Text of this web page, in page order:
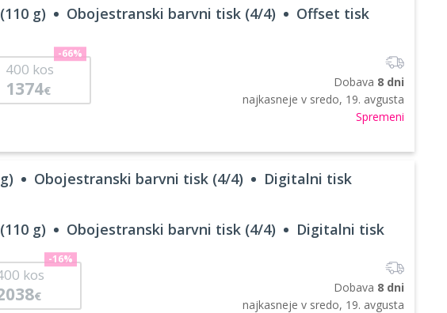
g) Obojestranski barvni tisk (4/4) Offset tisk
400 kos
1374€
-66%
Dobava 8 dni
najkasneje v sredo, 19. avgusta
Spremeni
Obojestranski barvni tisk (4/4) Digitalni tisk
g) Obojestranski barvni tisk (4/4) Digitalni tisk
kos
€
-16%
Dobava 8 dni
najkasneje v sredo, 19. avgusta